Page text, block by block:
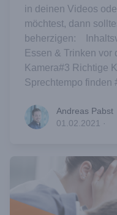
in deinen Videos
möchtest, dann
beherzigen:
Essen & Trinken vor
Kamera#3 Richtige
Sprechtempo finden
Andreas Pabst
Andreas Pabst
01.02.2021 ·